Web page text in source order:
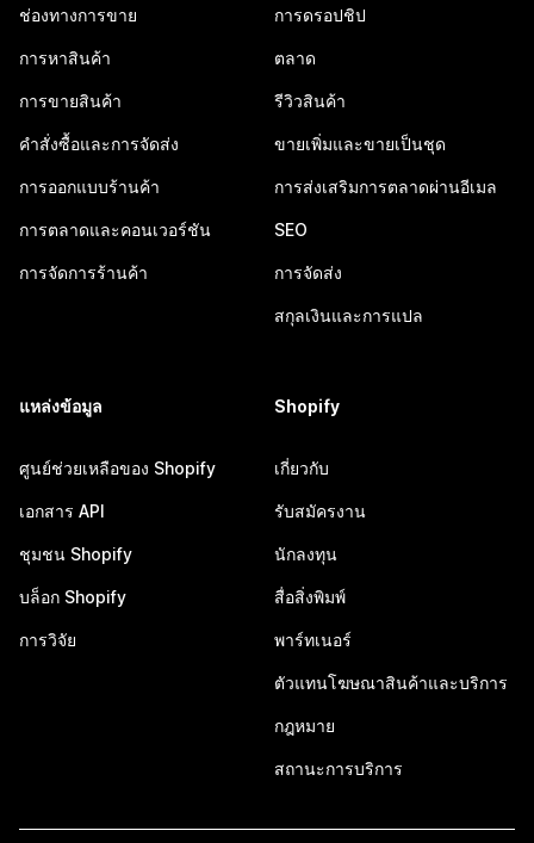
ช่องทางการขาย
การหาสินค้า
การขายสินค้า
คำสั่งซื้อและการจัดส่ง
การออกแบบร้านค้า
การตลาดและคอนเวอร์ชัน
การจัดการร้านค้า
การดรอปชิป
ตลาด
รีวิวสินค้า
ขายเพิ่มและขายเป็นชุด
การส่งเสริมการตลาดผ่านอีเมล
SEO
การจัดส่ง
สกุลเงินและการแปล
แหล่งข้อมูล
ศูนย์ช่วยเหลือของ Shopify
เอกสาร API
ชุมชน Shopify
บล็อก Shopify
การวิจัย
Shopify
เกี่ยวกับ
รับสมัครงาน
นักลงทุน
สื่อสิ่งพิมพ์
พาร์ทเนอร์
ตัวแทนโฆษณาสินค้าและบริการ
กฎหมาย
สถานะการบริการ